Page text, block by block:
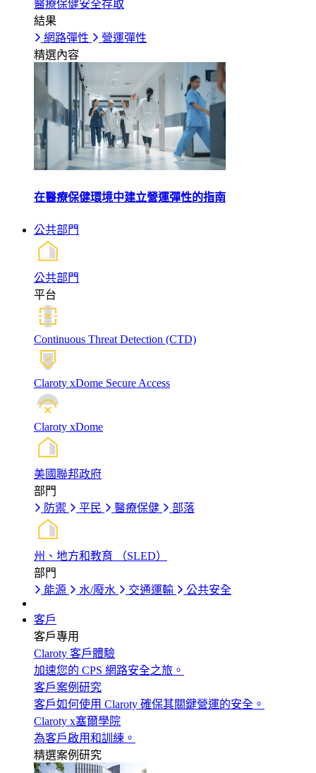
醫療保健安全存取
結果
網路彈性
營運彈性
精選內容
在醫療保健環境中建立營運彈性的指南
公共部門
公共部門
平台
Continuous Threat Detection (CTD)
Claroty xDome Secure Access
Claroty xDome
美國聯邦政府
部門
防禦
平民 醫療保健 部落
州、地方和教育 （SLED）
部門
能源
水/廢水 交通運輸 公共安全
客戶
客戶專用
Claroty 客戶體驗
加速您的 CPS 網路安全之旅。
客戶案例研究
客戶如何使用 Claroty 確保其關鍵營運的安全。
Claroty x塞爾學院
為客戶啟用和訓練。
精選案例研究